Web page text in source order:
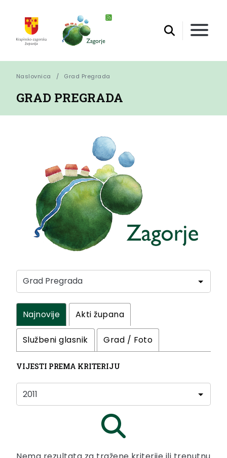
Naslovnica Grad Pregrada
GRAD PREGRADA
Najnovije Akti župana
Službeni glasnik Grad / Foto
VIJESTI PREMA KRITERIJU